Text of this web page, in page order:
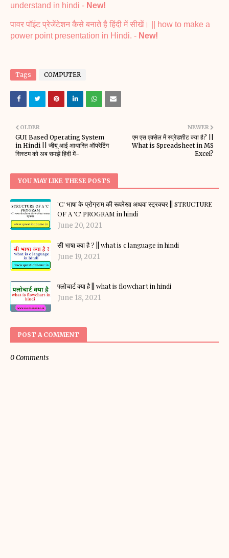
understand in hindi - New!
पावर पॉइंट प्रेजेंटेशन कैसे बनाते है हिंदी में सीखें। || how to make a
power point presentation in Hindi. - New!
Tags COMPUTER
NEWER
एम एस एक्सेल में स्प्रेडशीट क्या है? ||
What is Spreadsheet in MS
Excel?
OLDER
GUI Based Operating System
in Hindi || जीयू आई आधारित ऑपरेटिंग
सिस्टम को अब समझें हिंदी में-
YOU MAY LIKE THESE POSTS
'C' भाषा के प्रोग्राम की रूपरेखा अथवा स्ट्रक्चर || STRUCTURE
OF A 'C' PROGRAM in hindi
June 20, 2021
सी भाषा क्या है ? || what is c language in hindi
June 19, 2021
फ्लोचार्ट क्या है || what is flowchart in hindi
June 18, 2021
POST A COMMENT
0 Comments